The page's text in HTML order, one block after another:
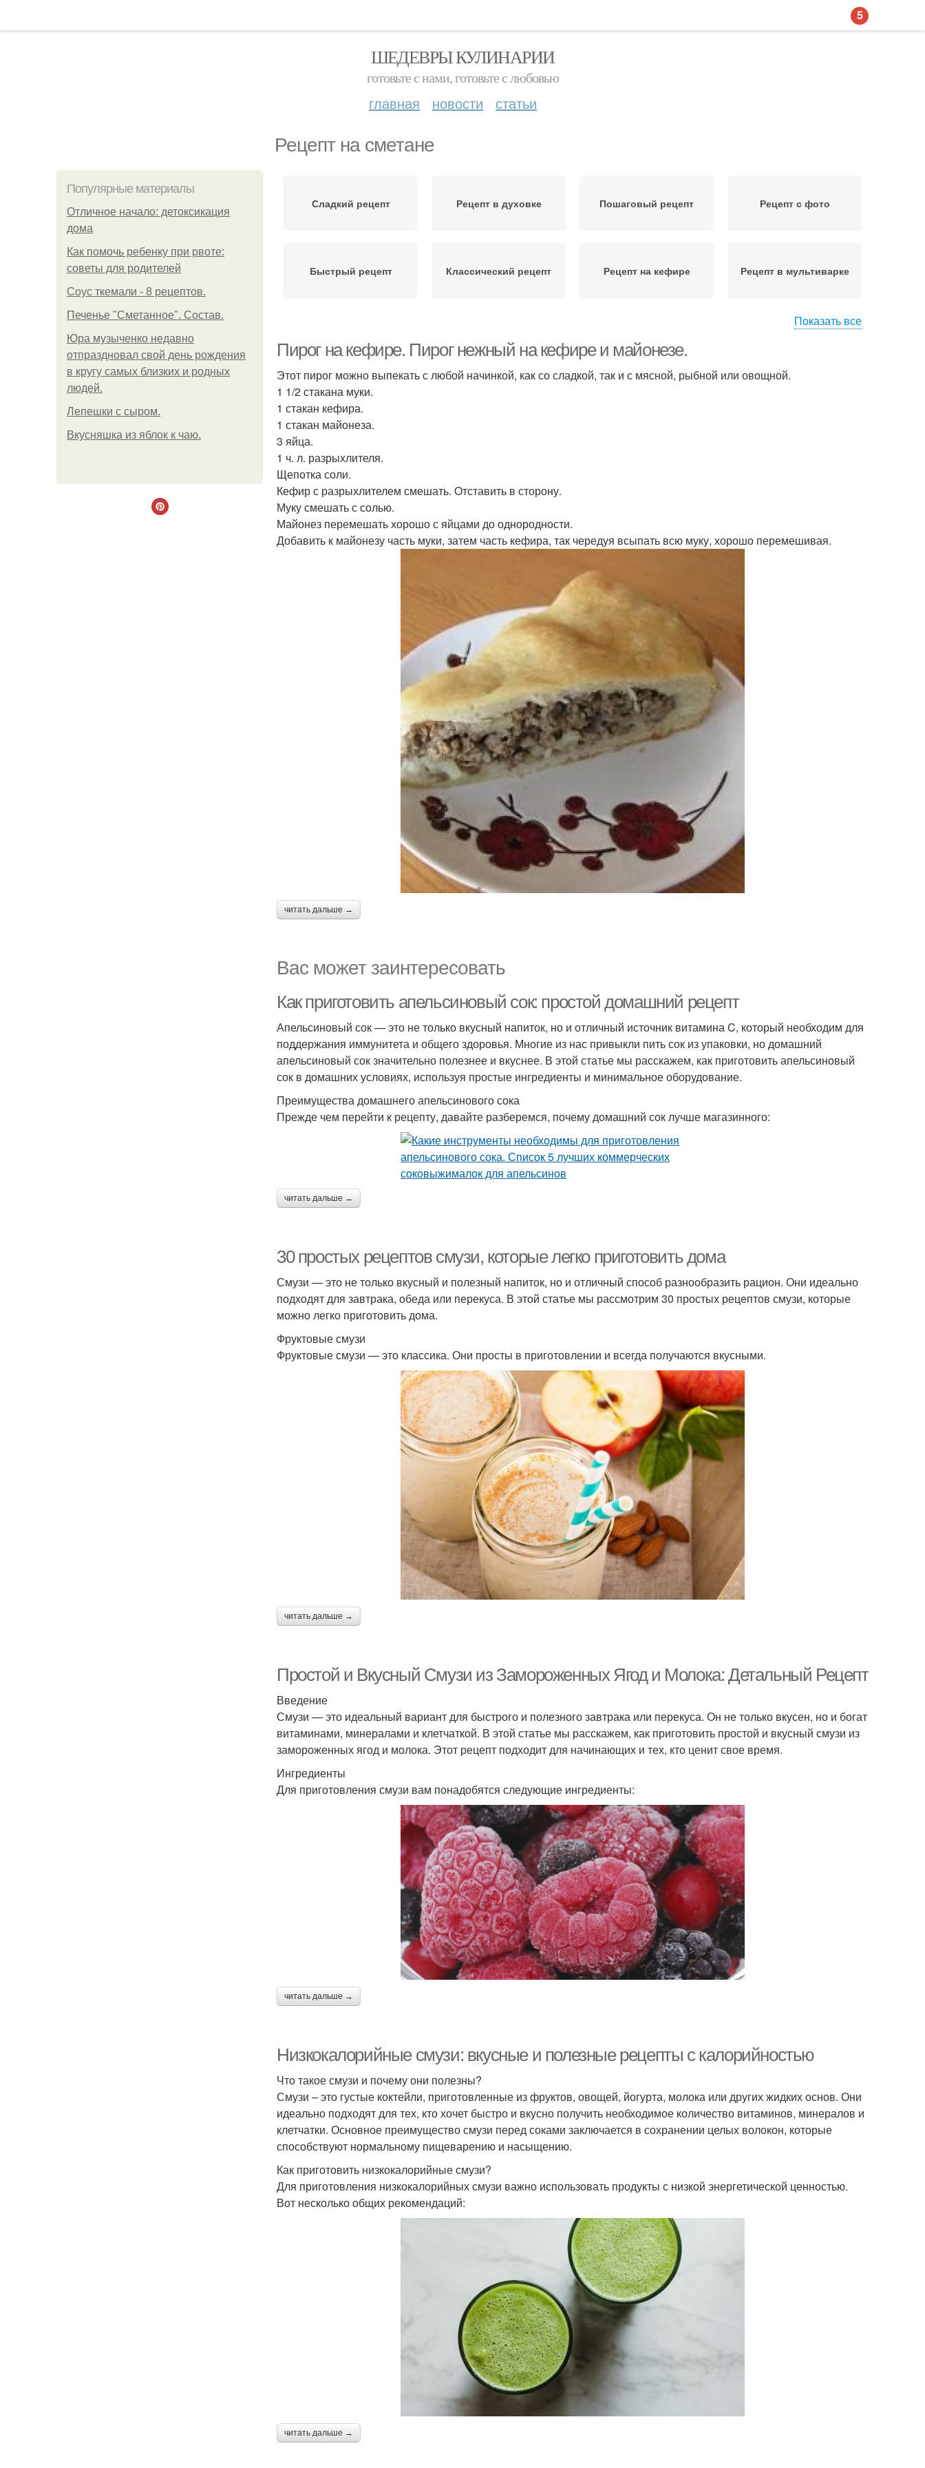
ШЕДЕВРЫ КУЛИНАРИИ
готовьте с нами, готовьте с любовью
главная новости статьи
Рецепт на сметане
Популярные материалы
Отличное начало: детоксикация
дома
Как помочь ребенку при рвоте:
советы для родителей
Соус ткемали - 8 рецептов.
Печенье "Сметанное". Состав.
Юра музыченко недавно
отпраздновал свой день рождения
в кругу самых близких и родных
людей.
Лепешки с сыром.
Вкусняшка из яблок к чаю.
Сладкий рецепт Рецепт в духовке Пошаговый рецепт Рецепт с фото
Быстрый рецепт Классический рецепт Рецепт на кефире Рецепт в мультиварке
Показать все
Пирог на кефире. Пирог нежный на кефире и майонезе.
Этот пирог можно выпекать с любой начинкой, как со сладкой, так и с мясной, рыбной или овощной.
1 1/2 стакана муки.
1 стакан кефира.
1 стакан майонеза.
3 яйца.
1 ч. л. разрыхлителя.
Щепотка соли.
Кефир с разрыхлителем смешать. Отставить в сторону.
Муку смешать с солью.
Майонез перемешать хорошо с яйцами до однородности.
Добавить к майонезу часть муки, затем часть кефира, так чередуя всыпать всю муку, хорошо перемешивая.
читать дальше →
Вас может заинтересовать
Как приготовить апельсиновый сок: простой домашний рецепт
Апельсиновый сок — это не только вкусный напиток, но и отличный источник витамина C, который необходим для
поддержания иммунитета и общего здоровья. Многие из нас привыкли пить сок из упаковки, но домашний
апельсиновый сок значительно полезнее и вкуснее. В этой статье мы расскажем, как приготовить апельсиновый
сок в домашних условиях, используя простые ингредиенты и минимальное оборудование.
Преимущества домашнего апельсинового сока
Прежде чем перейти к рецепту, давайте разберемся, почему домашний сок лучше магазинного:
читать дальше →
30 простых рецептов смузи, которые легко приготовить дома
Смузи — это не только вкусный и полезный напиток, но и отличный способ разнообразить рацион. Они идеально
подходят для завтрака, обеда или перекуса. В этой статье мы рассмотрим 30 простых рецептов смузи, которые
можно легко приготовить дома.
Фруктовые смузи
Фруктовые смузи — это классика. Они просты в приготовлении и всегда получаются вкусными.
читать дальше →
Простой и Вкусный Смузи из Замороженных Ягод и Молока: Детальный Рецепт
Введение
Смузи — это идеальный вариант для быстрого и полезного завтрака или перекуса. Он не только вкусен, но и богат
витаминами, минералами и клетчаткой. В этой статье мы расскажем, как приготовить простой и вкусный смузи из
замороженных ягод и молока. Этот рецепт подходит для начинающих и тех, кто ценит свое время.
Ингредиенты
Для приготовления смузи вам понадобятся следующие ингредиенты:
читать дальше →
Низкокалорийные смузи: вкусные и полезные рецепты с калорийностью
Что такое смузи и почему они полезны?
Смузи – это густые коктейли, приготовленные из фруктов, овощей, йогурта, молока или других жидких основ. Они
идеально подходят для тех, кто хочет быстро и вкусно получить необходимое количество витаминов, минералов и
клетчатки. Основное преимущество смузи перед соками заключается в сохранении целых волокон, которые
способствуют нормальному пищеварению и насыщению.
Как приготовить низкокалорийные смузи?
Для приготовления низкокалорийных смузи важно использовать продукты с низкой энергетической ценностью.
Вот несколько общих рекомендаций:
читать дальше →
5